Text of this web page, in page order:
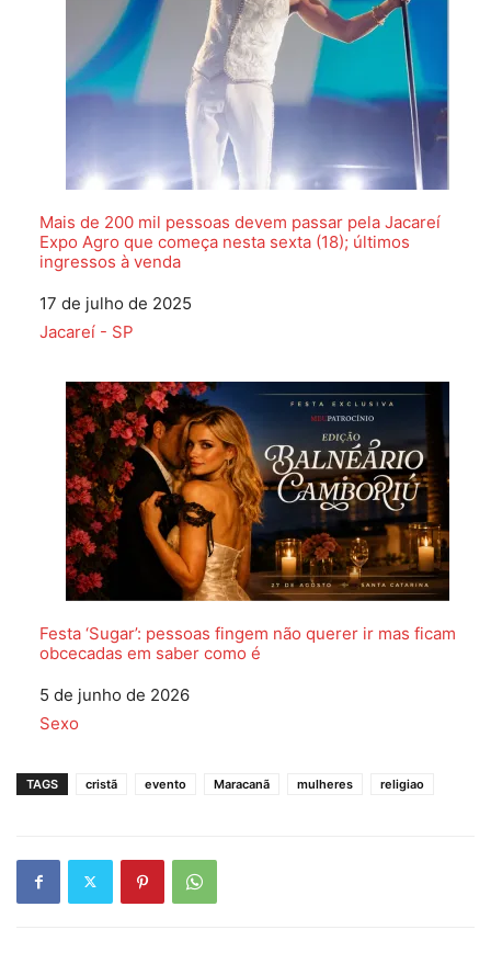
Mais de 200 mil pessoas devem passar pela Jacareí
Expo Agro que começa nesta sexta (18); últimos
ingressos à venda
Data
17 de julho de 2025
Em relação a
Jacareí - SP
Festa ‘Sugar’: pessoas fingem não querer ir mas ficam
obcecadas em saber como é
Data
5 de junho de 2026
Em relação a
Sexo
TAGS cristã evento Maracanã mulheres religiao